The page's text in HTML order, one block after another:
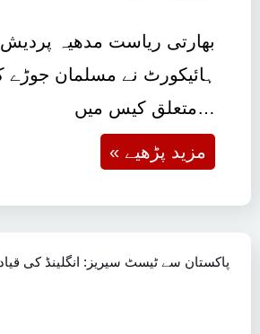
بھارتی ریاست مدھیہ
ہائیکورٹ نے مسلمان
متعلق کیس میں…
« مزید پڑھیے